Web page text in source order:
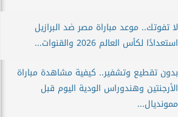
لا تفوتك.. موعد مباراة مصر ضد البرازيل
استعدادًا لكأس العالم 2026 والقنوات...
بدون تقطيع وتشفير.. كيفية مشاهدة مباراة
الأرجنتين وهندوراس الودية اليوم قبل
ممونديال...